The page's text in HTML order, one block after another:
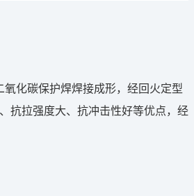
化碳保护焊焊接成形，经回火定型
抗拉强度大、抗冲击性好等优点，经